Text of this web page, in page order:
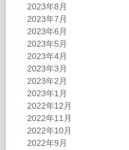
2023年8月
2023年7月
2023年6月
2023年5月
2023年4月
2023年3月
2023年2月
2023年1月
2022年12月
2022年11月
2022年10月
2022年9月